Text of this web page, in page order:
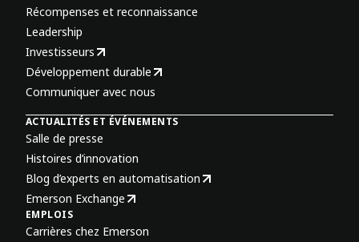
Récompenses et reconnaissance
Leadership
Investisseurs
Développement durable
Communiquer avec nous
ACTUALITÉS ET ÉVÉNEMENTS
Salle de presse
Histoires d’innovation
Blog d’experts en automatisation
Emerson Exchange
EMPLOIS
Carrières chez Emerson